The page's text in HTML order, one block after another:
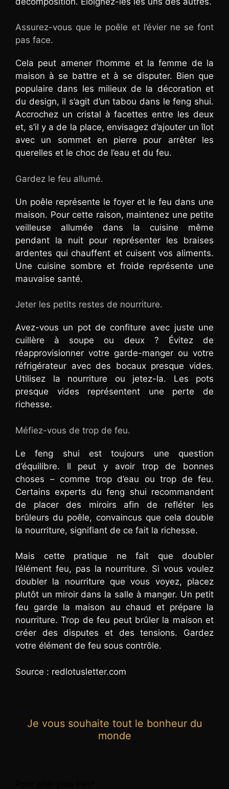
Assurez-vous que le poêle et l’évier ne se font
pas face.
Cela peut amener l’homme et la femme de la
maison à se battre et à se disputer. Bien que
populaire dans les milieux de la décoration et
du design, il s’agit d’un tabou dans le feng shui.
Accrochez un cristal à facettes entre les deux
et, s’il y a de la place, envisagez d’ajouter un îlot
avec un sommet en pierre pour arrêter les
querelles et le choc de l’eau et du feu.
Gardez le feu allumé.
Un poêle représente le foyer et le feu dans une
maison. Pour cette raison, maintenez une petite
veilleuse allumée dans la cuisine même
pendant la nuit pour représenter les braises
ardentes qui chauffent et cuisent vos aliments.
Une cuisine sombre et froide représente une
mauvaise santé.
Jeter les petits restes de nourriture.
Avez-vous un pot de confiture avec juste une
cuillère à soupe ou deux ? Évitez de
réapprovisionner votre garde-manger ou votre
réfrigérateur avec des bocaux presque vides.
Utilisez la nourriture ou jetez-la. Les pots
presque vides représentent une perte de
richesse.
Méfiez-vous de trop de feu.
Le feng shui est toujours une question
d’équilibre. Il peut y avoir trop de bonnes
choses – comme trop d’eau ou trop de feu.
Certains experts du feng shui recommandent
de placer des miroirs afin de refléter les
brûleurs du poêle, convaincus que cela double
la nourriture, signifiant de ce fait la richesse.
Mais cette pratique ne fait que doubler
l’élément feu, pas la nourriture. Si vous voulez
doubler la nourriture que vous voyez, placez
plutôt un miroir dans la salle à manger. Un petit
feu garde la maison au chaud et prépare la
nourriture. Trop de feu peut brûler la maison et
créer des disputes et des tensions. Gardez
votre élément de feu sous contrôle.
Source : redlotusletter.com
Je vous souhaite tout le bonheur du
monde